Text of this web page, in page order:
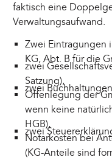
faktisch eine
Verwaltungsaufwand.
Zwei Eintragungen
KG, Abt. B für die
zwei
Satzung),
zwei
Offenlegung der
wenn keine
HGB),
zwei
Notarkosten bei
(KG-Anteile sind